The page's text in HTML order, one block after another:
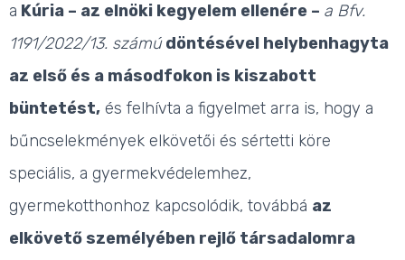
a Kúria – az elnöki kegyelem ellenére – a Bfv.
1191/2022/13. számúdöntésével helybenhagyta
az első és a másodfokon is kiszabott
büntetést, és felhívta a figyelmet arra is, hogy a
bűncselekmények elkövetői és sértetti köre
speciális, a gyermekvédelemhez,
gyermekotthonhoz kapcsolódik, továbbá az
elkövető személyében rejlő társadalomra